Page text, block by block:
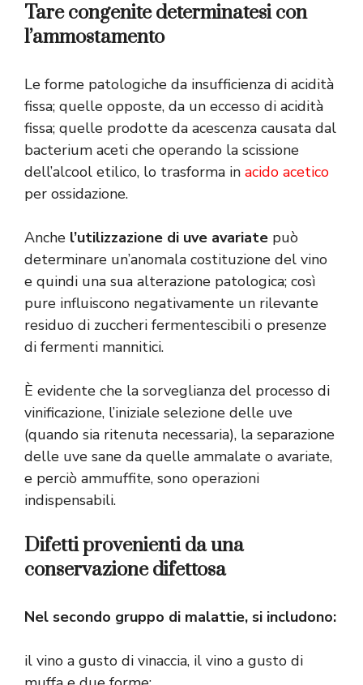
Tare congenite determinatesi con
l’ammostamento
Le forme patologiche da insufficienza di acidità
fissa; quelle opposte, da un eccesso di acidità
fissa; quelle prodotte da acescenza causata dal
bacterium aceti che operando la scissione
dell’alcool etilico, lo trasforma in acido acetico
per ossidazione.
Anche l’utilizzazione di uve avariate può
determinare un’anomala costituzione del vino
e quindi una sua alterazione patologica; così
pure influiscono negativamente un rilevante
residuo di zuccheri fermentescibili o presenze
di fermenti mannitici.
È evidente che la sorveglianza del processo di
vinificazione, l’iniziale selezione delle uve
(quando sia ritenuta necessaria), la separazione
delle uve sane da quelle ammalate o avariate,
e perciò ammuffite, sono operazioni
indispensabili.
Difetti provenienti da una
conservazione difettosa
Nel secondo gruppo di malattie, si includono:
il vino a gusto di vinaccia, il vino a gusto di